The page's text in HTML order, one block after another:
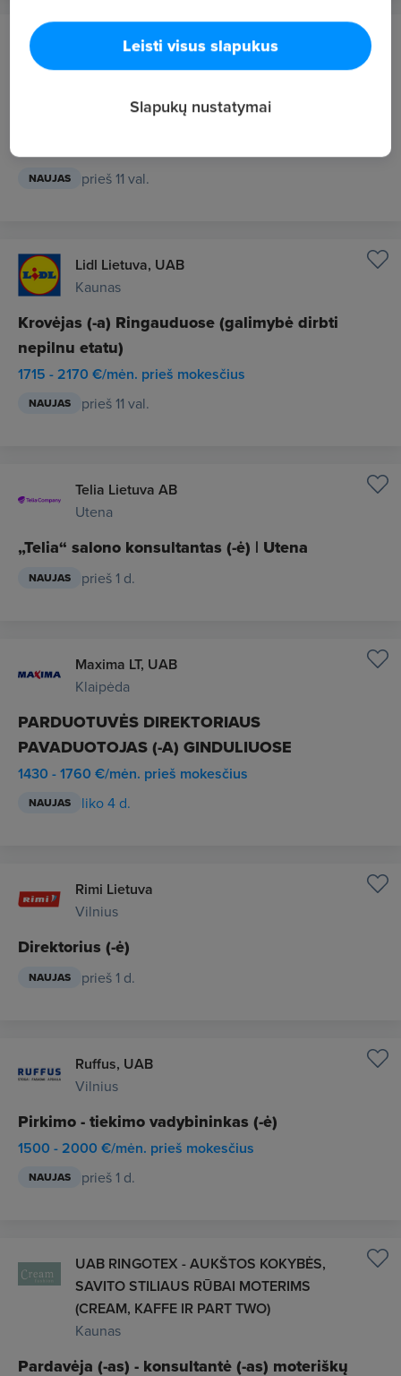
Lidl Lietuva, UAB
Valytojas (-a) Marijampolėje (Palangos g.) (0,25
NAUJAS prieš 11 val.
Lidl Lietuva, UAB
Kaunas
Krovėjas (-a) Ringauduose (galimybė dirbti
nepilnu etatu)
1715 - 2170 €/mėn. prieš mokesčius
NAUJAS prieš 11 val.
Telia Lietuva AB
Utena
„Telia“ salono konsultantas (-ė) | Utena
NAUJAS prieš 1 d.
Maxima LT, UAB
Klaipėda
PARDUOTUVĖS DIREKTORIAUS
PAVADUOTOJAS (-A) GINDULIUOSE
1430 - 1760 €/mėn. prieš mokesčius
NAUJAS liko 4 d.
Rimi Lietuva
Vilnius
Direktorius (-ė)
NAUJAS prieš 1 d.
Ruffus, UAB
Vilnius
Pirkimo - tiekimo vadybininkas (-ė)
1500 - 2000 €/mėn. prieš mokesčius
NAUJAS prieš 1 d.
UAB RINGOTEX - AUKŠTOS KOKYBĖS,
SAVITO STILIAUS RŪBAI MOTERIMS
(CREAM, KAFFE IR PART TWO)
Kaunas
Pardavėja (-as) - konsultantė (-as) moteriškų
Leisti visus slapukus
Slapukų nustatymai